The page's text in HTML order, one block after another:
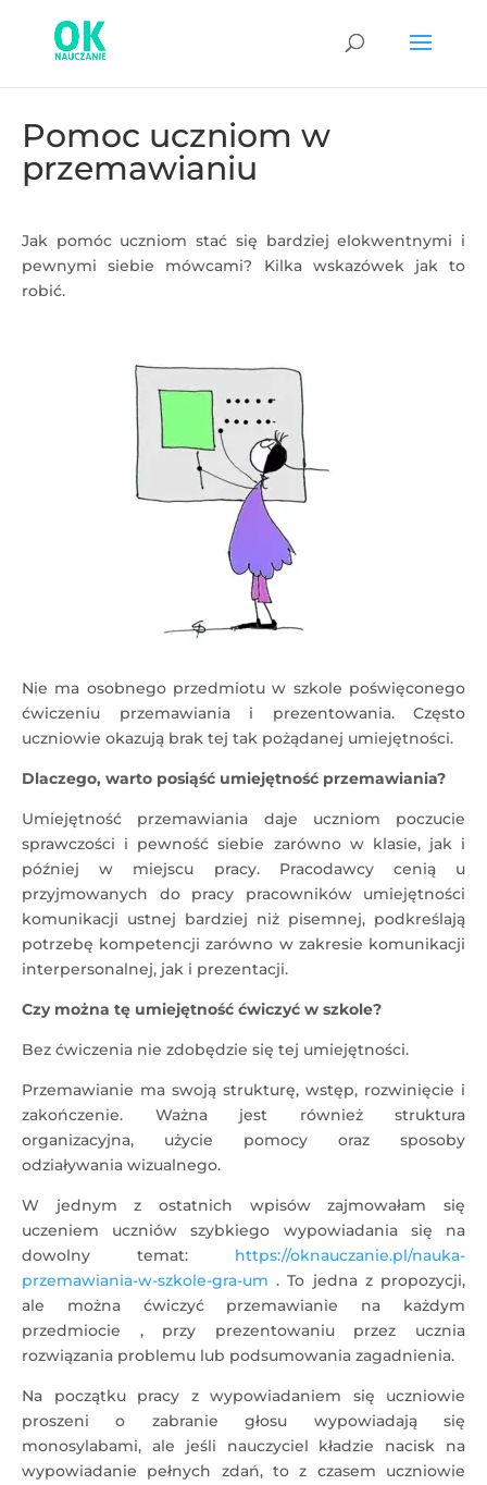
Pomoc uczniom w
przemawianiu
Jak pomóc uczniom stać się bardziej elokwentnymi i
pewnymi siebie mówcami? Kilka wskazówek jak to
robić.
Nie ma osobnego przedmiotu w szkole poświęconego
ćwiczeniu przemawiania i prezentowania. Często
uczniowie okazują brak tej tak pożądanej umiejętności.
Dlaczego, warto posiąść umiejętność przemawiania?
Umiejętność przemawiania daje uczniom poczucie
sprawczości i pewność siebie zarówno w klasie, jak i
później w miejscu pracy. Pracodawcy cenią u
przyjmowanych do pracy pracowników umiejętności
komunikacji ustnej bardziej niż pisemnej, podkreślają
potrzebę kompetencji zarówno w zakresie komunikacji
interpersonalnej, jak i prezentacji.
Czy można tę umiejętność ćwiczyć w szkole?
Bez ćwiczenia nie zdobędzie się tej umiejętności.
Przemawianie ma swoją strukturę, wstęp, rozwinięcie i
zakończenie. Ważna jest również struktura
organizacyjna, użycie pomocy oraz sposoby
odziaływania wizualnego.
W jednym z ostatnich wpisów zajmowałam się
uczeniem uczniów szybkiego wypowiadania się na
dowolny temat: https://oknauczanie.pl/nauka-
przemawiania-w-szkole-gra-um . To jedna z propozycji,
ale można ćwiczyć przemawianie na każdym
przedmiocie , przy prezentowaniu przez ucznia
rozwiązania problemu lub podsumowania zagadnienia.
Na początku pracy z wypowiadaniem się uczniowie
proszeni o zabranie głosu wypowiadają się
monosylabami, ale jeśli nauczyciel kładzie nacisk na
wypowiadanie pełnych zdań, to z czasem uczniowie